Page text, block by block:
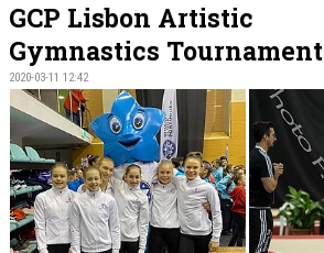
WEBBSHOP
NYHETER
GCP Lisbon Artistic
Gymnastics Tournament
2020-03-11 12:42